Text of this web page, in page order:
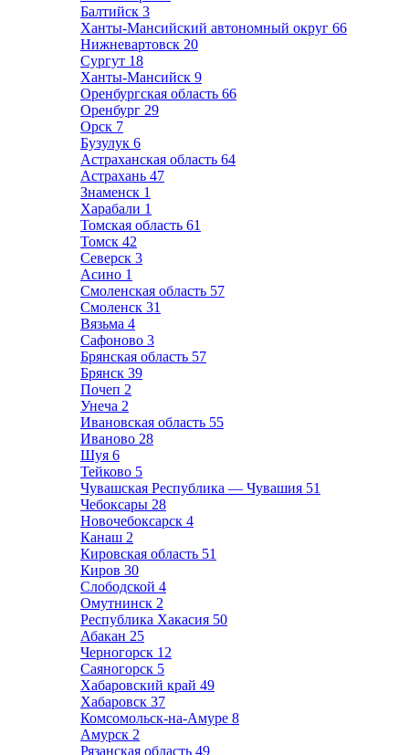
Балтийск 3
Ханты-Мансийский автономный округ 66
Нижневартовск 20
Сургут 18
Ханты-Мансийск 9
Оренбургская область 66
Оренбург 29
Орск 7
Бузулук 6
Астраханская область 64
Астрахань 47
Знаменск 1
Харабали 1
Томская область 61
Томск 42
Северск 3
Асино 1
Смоленская область 57
Смоленск 31
Вязьма 4
Сафоново 3
Брянская область 57
Брянск 39
Почеп 2
Унеча 2
Ивановская область 55
Иваново 28
Шуя 6
Тейково 5
Чувашская Республика — Чувашия 51
Чебоксары 28
Новочебоксарск 4
Канаш 2
Кировская область 51
Киров 30
Слободской 4
Омутнинск 2
Республика Хакасия 50
Абакан 25
Черногорск 12
Саяногорск 5
Хабаровский край 49
Хабаровск 37
Комсомольск-на-Амуре 8
Амурск 2
Рязанская область 49